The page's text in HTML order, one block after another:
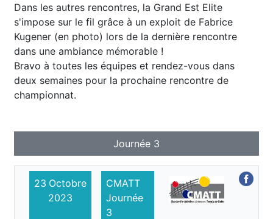
Dans les autres rencontres, la Grand Est Elite
s'impose sur le fil grâce à un exploit de Fabrice
Kugener (en photo) lors de la dernière rencontre
dans une ambiance mémorable !
Bravo à toutes les équipes et rendez-vous dans
deux semaines pour la prochaine rencontre de
championnat.
Journée 3
23 Octobre
2023
CMATT
Journée
3